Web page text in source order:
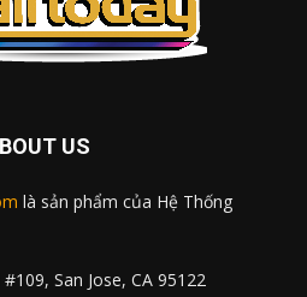
US
là sản phẩm của Hệ Thống
San Jose, CA 95122